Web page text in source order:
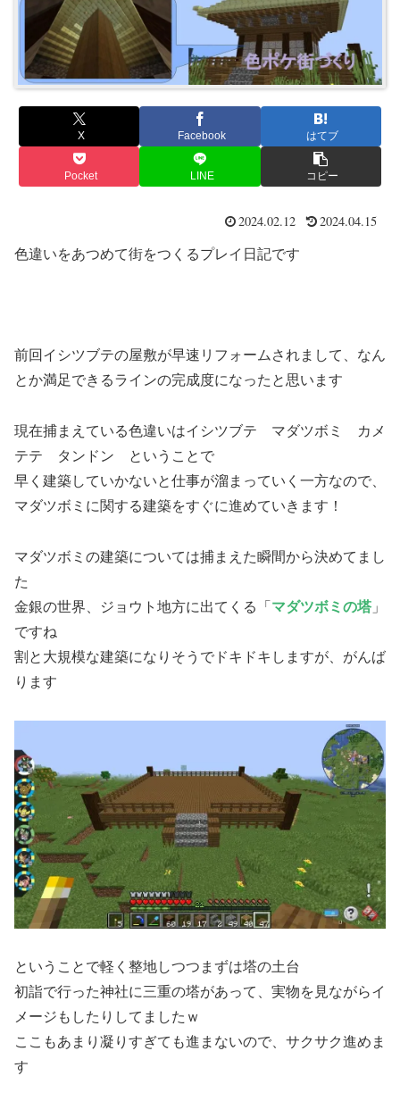
X Facebook はてブ
Pocket LINE コピー
2024.02.12 2024.04.15
色違いをあつめて街をつくるプレイ日記です
前回イシツブテの屋敷が早速リフォームされまして、なん
とか満足できるラインの完成度になったと思います
現在捕まえている色違いはイシツブテ マダツボミ カメ
テテ タンドン ということで
早く建築していかないと仕事が溜まっていく一方なので、
マダツボミに関する建築をすぐに進めていきます！
マダツボミの建築については捕まえた瞬間から決めてまし
た
金銀の世界、ジョウト地方に出てくる「 マダツボミの塔 」
ですね
割と大規模な建築になりそうでドキドキしますが、がんば
ります
ということで軽く整地しつつまずは塔の土台
初詣で行った神社に三重の塔があって、実物を見ながらイ
メージもしたりしてましたｗ
ここもあまり凝りすぎても進まないので、サクサク進めま
す